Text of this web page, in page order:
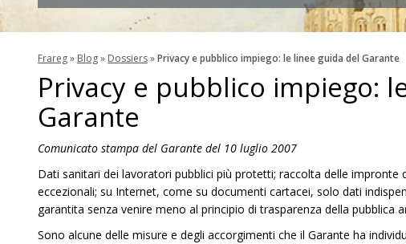
Frareg» Blog» Dossiers»Privacy e pubblico impiego: le linee guida del Garante
Privacy e pubblico impiego:
Garante
Comunicato stampa del Garante del 10 luglio 2007
Dati sanitari dei lavoratori pubblici più protetti; raccolta delle impronte
eccezionali; su Internet, come su documenti cartacei, solo dati
garantita senza venire meno al principio di trasparenza della pubblica
Sono alcune delle misure e degli accorgimenti che il Garante ha